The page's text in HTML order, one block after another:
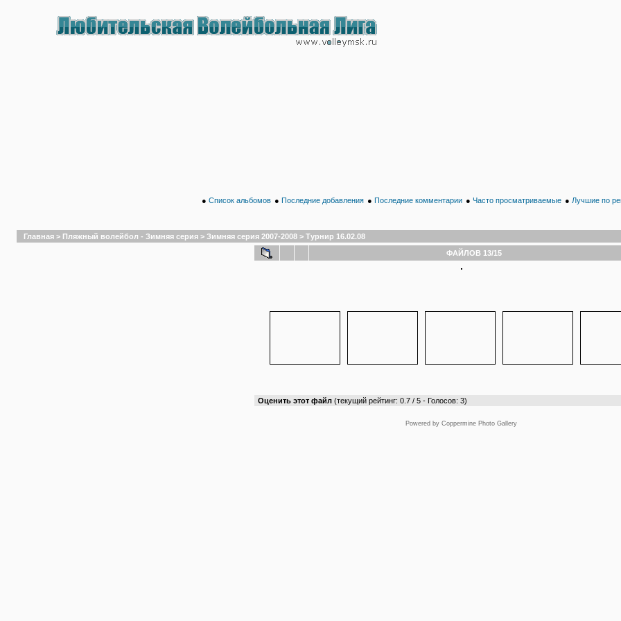
● Список альбомов ● Последние добавления ● Последние комментарии ● Часто просматриваемые ● Лучшие по
Главная > Пляжный волейбол - Зимняя серия > Зимняя серия 2007-2008 > Турнир 16.02.08
ФАЙЛОВ 13/15
Оценить этот файл (текущий рейтинг: 0.7 / 5 - Голосов: 3)
Powered by Coppermine Photo Gallery